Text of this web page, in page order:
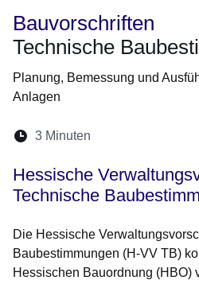
Bauvorschriften
Technische
Planung, Bemessung und
Anlagen
Lesedauer:
3 Minuten
Hessische
Technische
Die Hessische
Baubestimmungen (H-VV TB)
Hessischen Bauordnung (HBO)